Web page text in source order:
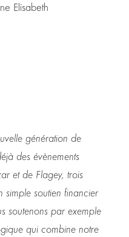
Elisabeth
génération de
des évènements
et de Flagey, trois
simple soutien financier
soutenons par exemple
qui combine notre